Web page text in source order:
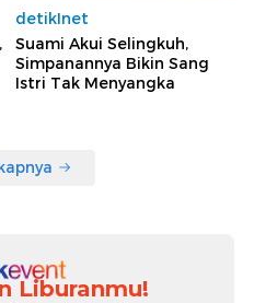
detikInet
Suami Akui Selingkuh,
Simpanannya Bikin Sang
Istri Tak Menyangka
Liburanmu!